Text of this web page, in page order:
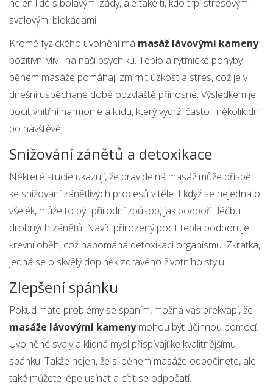
nejen lidé s bolavými zády, ale také ti, kdo trpí stresovými
svalovými blokádami.
Kromě fyzického uvolnění má masáž lávovými kameny
pozitivní vliv i na naši psychiku. Teplo a rytmické pohyby
během masáže pomáhají zmírnit úzkost a stres, což je v
dnešní uspěchané době obzvláště přínosné. Výsledkem je
pocit vnitřní harmonie a klidu, který vydrží často i několik dní
po návštěvě.
Snižování zánětů a detoxikace
Některé studie ukazují, že pravidelná masáž může přispět
ke snižování zánětlivých procesů v těle. I když se nejedná o
všelék, může to být přírodní způsob, jak podpořit léčbu
drobných zánětů. Navíc přirozený pocit tepla podporuje
krevní oběh, což napomáhá detoxikaci organismu. Zkrátka,
jedná se o skvělý doplněk zdravého životního stylu.
Zlepšení spánku
Pokud máte problémy se spaním, možná vás překvapí, že
masáže lávovými kamenymohou být účinnou pomocí.
Uvolněné svaly a klidná mysl přispívají ke kvalitnějšímu
spánku. Takže nejen, že si během masáže odpočinete, ale
také můžete lépe usínat a cítit se odpočatí.